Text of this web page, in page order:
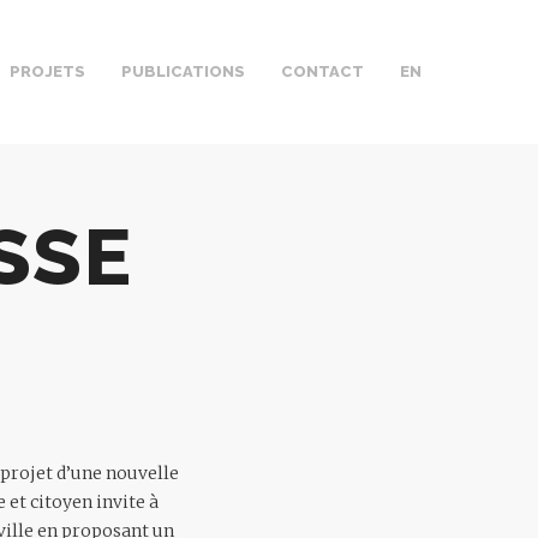
PROJETS PUBLICATIONS CONTACT EN
d’une nouvelle
et citoyen invite à
en proposant un